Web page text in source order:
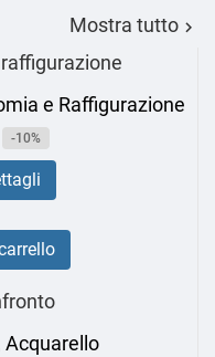
Mostra tutto 
e Raffigurazione
-10%
Acquarello